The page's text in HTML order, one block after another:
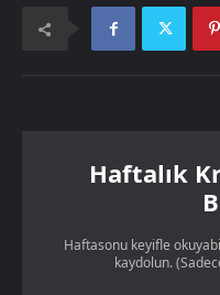
Haftalık
Haftasonu keyifle
kaydolun.